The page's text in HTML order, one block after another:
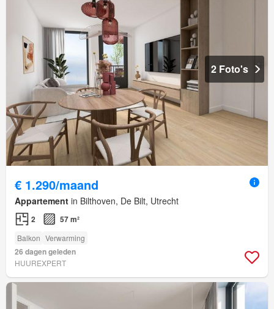
2 Foto's
€ 1.290/maand
Appartement in Bilthoven, De Bilt, Utrecht
2 57 m²
Balkon Verwarming
26 dagen geleden
HUUREXPERT